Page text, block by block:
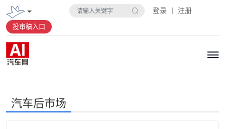
登录 丨 注册
投审稿入口
汽车后市场